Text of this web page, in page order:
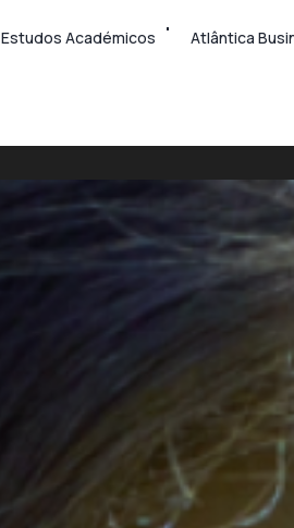
Estudos Académicos Atlântica